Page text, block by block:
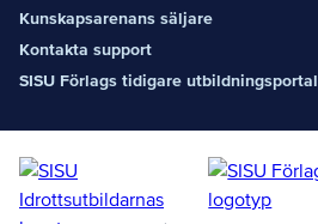
Kunskapsarenans säljare
Kontakta support
SISU Förlags tidigare utbildningsportal